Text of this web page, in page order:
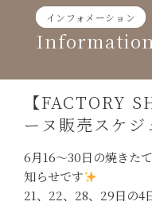
content
インフォメーション
Information
【FACTORY
ーヌ販売スケジ
6月16〜30日の焼きた
知らせです
21、22、28、29日の4